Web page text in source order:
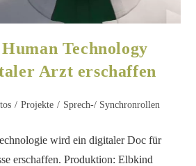
Technology
Arzt erschaffen
/ Projekte / Sprech-/ Synchronrollen
wird ein digitaler Doc für
erschaffen. Produktion: Elbkind